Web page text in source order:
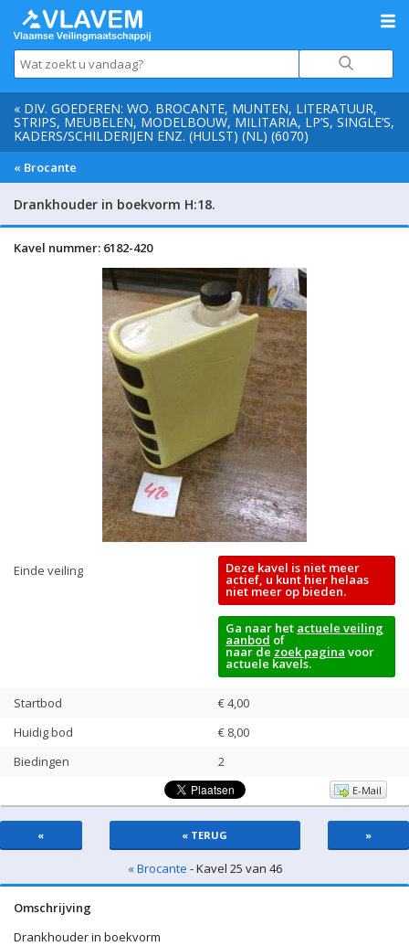
« DIV. GOEDEREN: WO. BROCANTE, MUNTEN, LITERATUUR,
STRIPS, MEUBELEN, MODELBOUW, MILITARIA, LP’S, SINGLE’S,
KADERS/SCHILDERIJEN ENZ. (HULST) (NL) (6070)
« Brocante
Drankhouder in boekvorm H:18.
Kavel nummer: 6182-420
Einde veiling Deze kavel is niet meer
actief, u kunt hier helaas
niet meer op bieden.
Ga naar het actuele veiling
aanbod of
naar de zoek pagina voor
actuele kavels.
Startbod
€ 4,00
Huidig bod
€ 8,00
Biedingen
2
E-Mail
« « TERUG »
« Brocante - Kavel 25 van 46
Omschrijving
Drankhouder in boekvorm